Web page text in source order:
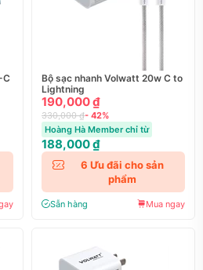
C
Bộ sạc nhanh Volwatt 20w C to
Lightning
190,000 ₫
330,000 ₫- 42%
Hoàng Hà Member chỉ từ
188,000 ₫
6 Ưu đãi cho sản
phẩm
Sẵn hàng Mua ngay